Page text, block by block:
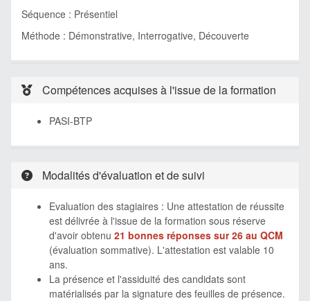
Séquence : Présentiel
Méthode : Démonstrative, Interrogative, Découverte
Compétences acquises à l'issue de la formation
PASI-BTP
Modalités d'évaluation et de suivi
Evaluation des stagiaires : Une attestation de réussite
est délivrée à l'issue de la formation sous réserve
d'avoir obtenu 21 bonnes réponses sur 26 au QCM
(évaluation sommative). L'attestation est valable 10
ans.
La présence et l'assiduité des candidats sont
matérialisés par la signature des feuilles de présence.